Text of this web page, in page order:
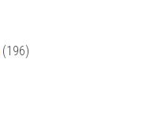
(196)